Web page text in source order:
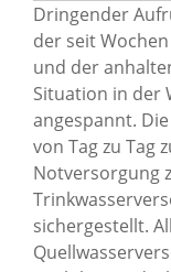
Dringender
der seit
und der
Situation in der
angespannt.
von Tag zu Tag
Notversorgung
sichergestellt.